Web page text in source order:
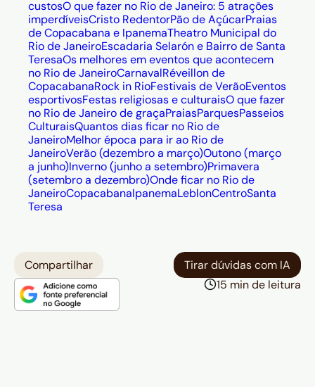
custosO que fazer no Rio de Janeiro: 5 atrações
imperdíveisCristo RedentorPão de AçúcarPraias
de Copacabana e IpanemaTheatro Municipal do
Rio de JaneiroEscadaria Selarón e Bairro de Santa
TeresaOs melhores em eventos que acontecem
no Rio de JaneiroCarnavalRéveillon de
CopacabanaRock in RioFestivais de VerãoEventos
esportivosFestas religiosas e culturaisO que fazer
no Rio de Janeiro de graçaPraiasParquesPasseios
CulturaisQuantos dias ficar no Rio de
JaneiroMelhor época para ir ao Rio de
JaneiroVerão (dezembro a março)Outono (março
a junho)Inverno (junho a setembro)Primavera
(setembro a dezembro)Onde ficar no Rio de
JaneiroCopacabanaIpanemaLeblonCentroSanta
Teresa
Compartilhar
Tirar dúvidas com IA
15 min de leitura